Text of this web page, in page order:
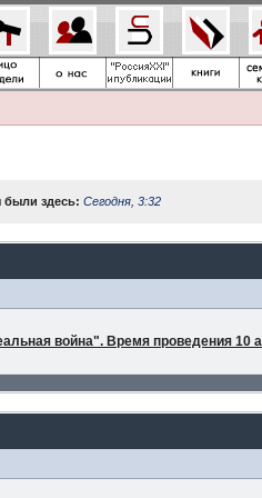
были здесь:Сегодня, 3:32
война". Время проведения 10